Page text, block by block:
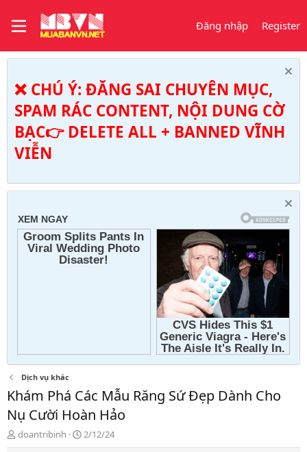
Đăng nhập Register
❌ CHÚ Ý: ĐĂNG SAI CHUYÊN MỤC,
SPAM RÁC CONTENT, NỘI DUNG CỜ
BẠC👉 DELETE ALL + BANNED VĨNH
VIỄN
Dịch vụ khác
Khám Phá Các Mẫu Răng Sứ Đẹp Dành Cho
Nụ Cười Hoàn Hảo
T
h
doantribinh
N
g
2/12/24